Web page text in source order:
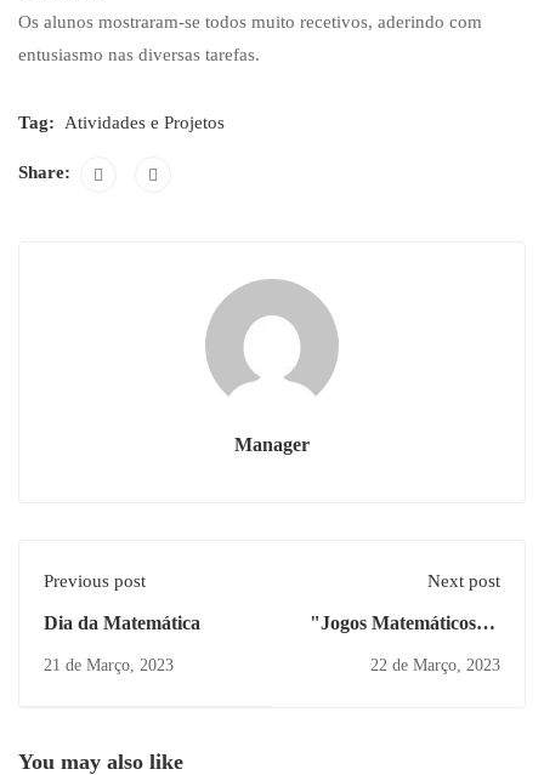
Os alunos mostraram-se todos muito recetivos, aderindo com
entusiasmo nas diversas tarefas.
Tag: Atividades e Projetos
Share:
Manager
Previous post
Dia da Matemática
21 de Março, 2023
Next post
"Jogos Matemáticos" e
22 de Março, 2023
You may also like